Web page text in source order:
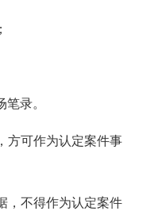
笔录。
方可作为认定案件事
，不得作为认定案件